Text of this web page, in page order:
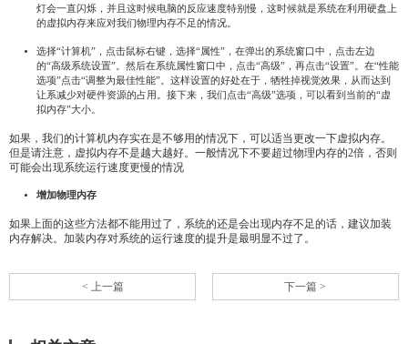
灯会一直闪烁，并且这时候电脑的反应速度特别慢，这时候就是系统在利用硬盘上
的虚拟内存来应对我们物理内存不足的情况。
选择“计算机”，点击鼠标右键，选择“属性”，在弹出的系统窗口中，点击左边
的“高级系统设置”。然后在系统属性窗口中，点击“高级”，再点击“设置”。在“性能
选项”点击“调整为最佳性能”。这样设置的好处在于，牺牲掉视觉效果，从而达到
让系减少对硬件资源的占用。接下来，我们点击“高级”选项，可以看到当前的“虚
拟内存”大小。
如果，我们的计算机内存实在是不够用的情况下，可以适当更改一下虚拟内存。
但是请注意，虚拟内存不是越大越好。一般情况下不要超过物理内存的2倍，否则
可能会出现系统运行速度更慢的情况
增加物理内存
如果上面的这些方法都不能用过了，系统的还是会出现内存不足的话，建议加装
内存解决。加装内存对系统的运行速度的提升是最明显不过了。
< 上一篇 下一篇 >